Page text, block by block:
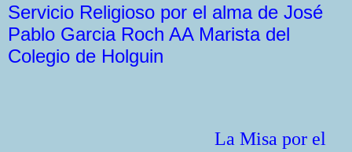
Servicio Religioso por el alma de José
Pablo Garcia Roch AA Marista del
Colegio de Holguin
La Misa por el